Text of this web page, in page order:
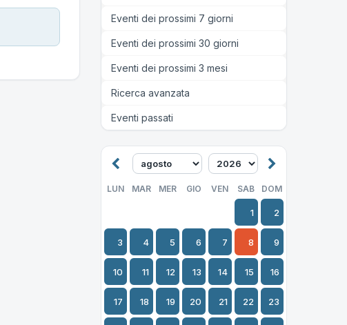
Eventi dei prossimi 7 giorni
Eventi dei prossimi 30 giorni
Eventi dei prossimi 3 mesi
Ricerca avanzata
Eventi passati
LUN MAR MER GIO VEN SAB DOM
1 2
3 4 5 6 7 8 9
10 11 12 13 14 15 16
17 18 19 20 21 22 23